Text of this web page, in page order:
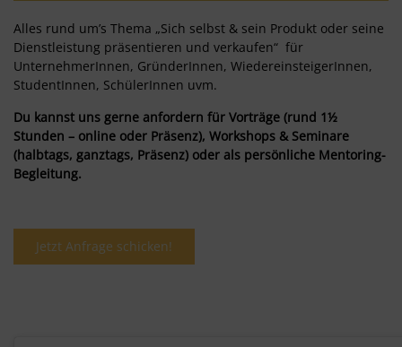
Alles rund um’s Thema „Sich selbst & sein Produkt oder seine
Dienstleistung präsentieren und verkaufen“ für
UnternehmerInnen, GründerInnen, WiedereinsteigerInnen,
StudentInnen, SchülerInnen uvm.
Du kannst uns gerne anfordern für Vorträge (rund 1½
Stunden – online oder Präsenz), Workshops & Seminare
(halbtags, ganztags, Präsenz) oder als persönliche Mentoring-
Begleitung.
Jetzt Anfrage schicken!